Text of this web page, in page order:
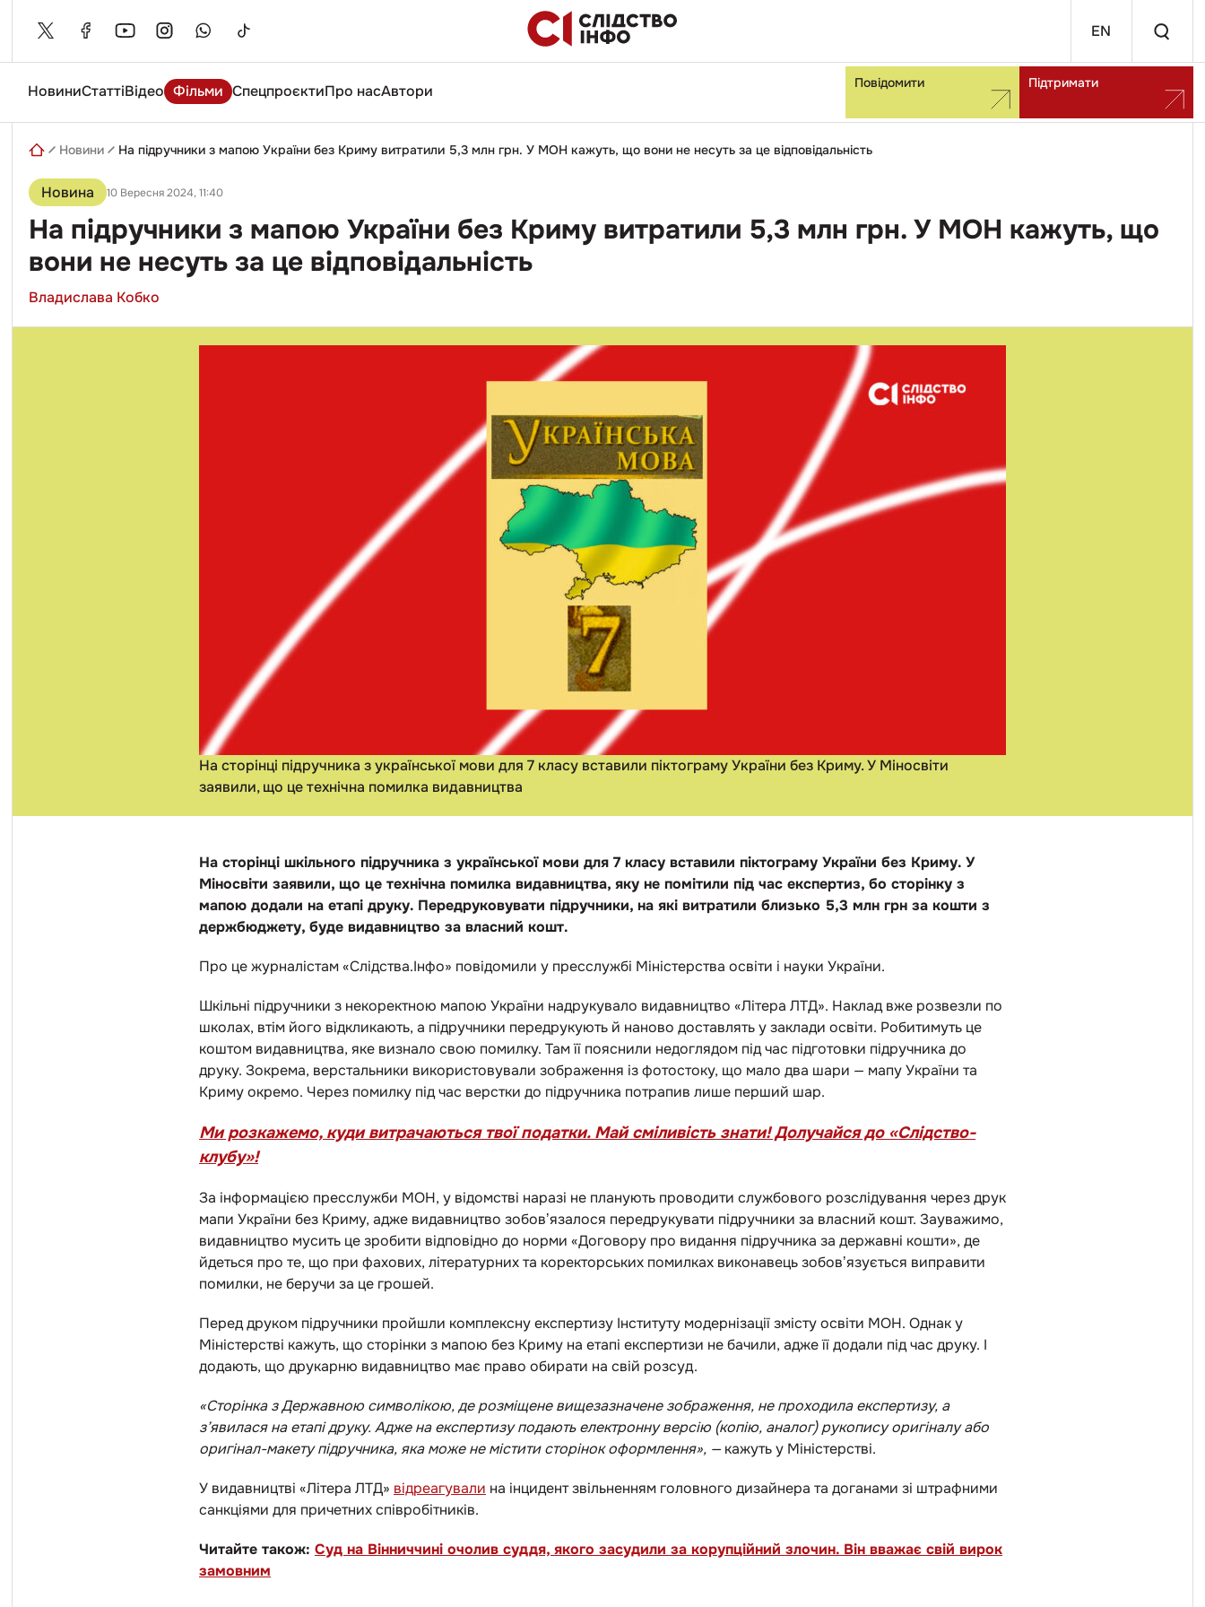
content EN
НовиниСтаттіВідео Фільми СпецпроєктиПро насАвтори Повідомити Підтримати
Введіть
Новини На підручники з мапою України без Криму витратили 5,3 млн грн. У МОН кажуть, що вони не несуть за це відповідальність
Новина 10 Вересня 2024, 11:40
На підручники з мапою України без Криму витратили 5,3 млн грн. У МОН кажуть, що
вони не несуть за це відповідальність
Владислава Кобко
На сторінці підручника з української мови для 7 класу вставили піктограму України без Криму. У Міносвіти
заявили, що це технічна помилка видавництва
На сторінці шкільного підручника з української мови для 7 класу вставили піктограму України без Криму. У
Міносвіти заявили, що це технічна помилка видавництва, яку не помітили під час експертиз, бо сторінку з
мапою додали на етапі друку. Передруковувати підручники, на які витратили близько 5,3 млн грн за кошти з
держбюджету, буде видавництво за власний кошт.
Про це журналістам «Слідства.Інфо» повідомили у пресслужбі Міністерства освіти і науки України.
Шкільні підручники з некоректною мапою України надрукувало видавництво «Літера ЛТД». Наклад вже розвезли по
школах, втім його відкликають, а підручники передрукують й наново доставлять у заклади освіти. Робитимуть це
коштом видавництва, яке визнало свою помилку. Там її пояснили недоглядом під час підготовки підручника до
друку. Зокрема, верстальники використовували зображення із фотостоку, що мало два шари — мапу України та
Криму окремо. Через помилку під час верстки до підручника потрапив лише перший шар.
Ми розкажемо, куди витрачаються твої податки. Май сміливість знати! Долучайся до «Слідство-
клубу»!
За інформацією пресслужби МОН, у відомстві наразі не планують проводити службового розслідування через друк
мапи України без Криму, адже видавництво зобовʼязалося передрукувати підручники за власний кошт. Зауважимо,
видавництво мусить це зробити відповідно до норми «Договору про видання підручника за державні кошти», де
йдеться про те, що при фахових, літературних та коректорських помилках виконавець зобовʼязується виправити
помилки, не беручи за це грошей.
Перед друком підручники пройшли комплексну експертизу Інституту модернізації змісту освіти МОН. Однак у
Міністерстві кажуть, що сторінки з мапою без Криму на етапі експертизи не бачили, адже її додали під час друку. І
додають, що друкарню видавництво має право обирати на свій розсуд.
«Сторінка з Державною символікою, де розміщене вищезазначене зображення, не проходила експертизу, а
з’явилася на етапі друку. Адже на експертизу подають електронну версію (копію, аналог) рукопису оригіналу або
оригінал-макету підручника, яка може не містити сторінок оформлення», — кажуть у Міністерстві.
У видавництві «Літера ЛТД» відреагували на інцидент звільненням головного дизайнера та доганами зі штрафними
санкціями для причетних співробітників.
Читайте також: Суд на Вінниччині очолив суддя, якого засудили за корупційний злочин. Він вважає свій вирок
замовним